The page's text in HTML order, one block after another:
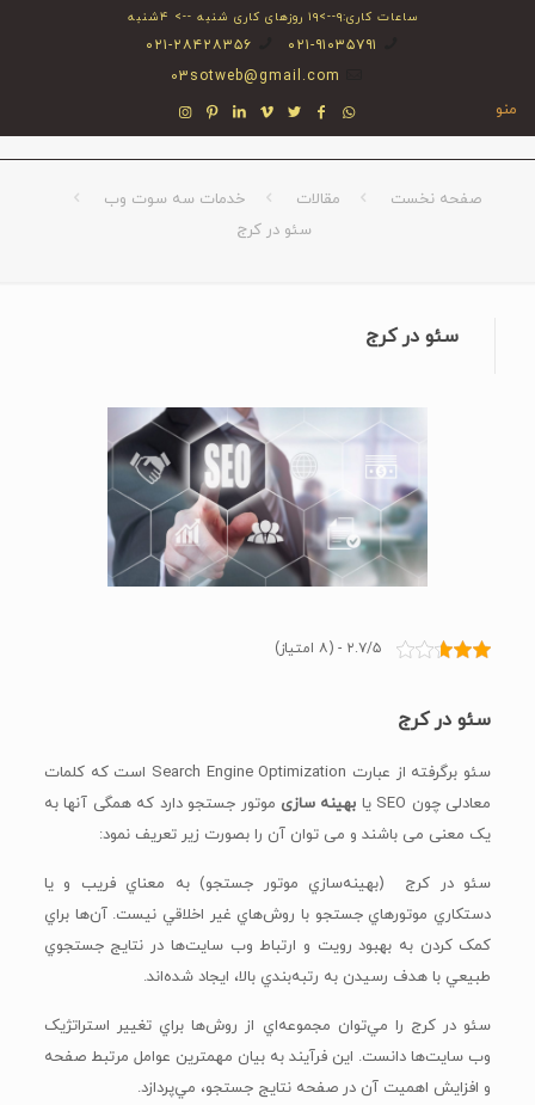
ساعات کاری:۹-->۱۹ روزهای کاری شنبه --> ۴شنبه
۰۲۱-۹۱۰۳۵۷۹۱
۰۲۱-۲۸۴۲۸۳۵۶
03sotweb@gmail.com
منو
صفحه نخست مقالات
خدمات سه سوت وب
سئو در کرج
سئو در کرج
۲.۷/۵ - (۸ امتیاز)
سئو در کرج
سئو برگرفته از عبارت Search Engine Optimization است که کلمات
معادلی چون SEO یا
بهینه سازی موتور جستجو دارد که همگی آنها به
یک معنی می باشند و می توان آن را بصورت زیر تعریف نمود:
سئو در کرج (بهينه‌سازي موتور جستجو) به معناي فريب و يا
دستکاري موتور‌هاي جستجو با روش‌هاي غير اخلاقي نيست. آن‌ها براي
کمک کردن به بهبود رويت و ارتباط وب سايت‌ها در نتايج جستجوي
طبيعي با هدف رسيدن به رتبه‌بندي بالا، ايجاد شده‌اند.
سئو در کرج را مي‌توان مجموعه‌اي از روش‌ها براي تغيير استراتژيک
وب سايت‌ها دانست. اين فرآيند به بيان مهمترين عوامل مرتبط صفحه
و افزايش اهميت آن در صفحه نتايج جستجو، مي‌پردازد.